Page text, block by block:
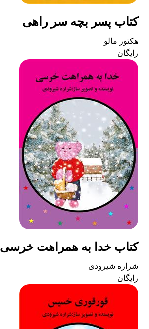
کتاب پسر بچه سر راهی
هکتور مالو
رایگان
کتاب خدا به همراهت خرسی
شراره شیرودی
رایگان